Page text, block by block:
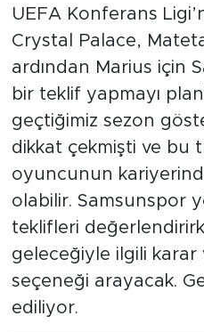
UEFA Konferans
Crystal Palace,
ardından Marius için
bir teklif yapmayı
geçtiğimiz sezon
dikkat çekmişti ve bu
oyuncunun
olabilir. Samsunspor
teklifleri
geleceğiyle ilgili karar
seçeneği arayacak.
ediliyor.